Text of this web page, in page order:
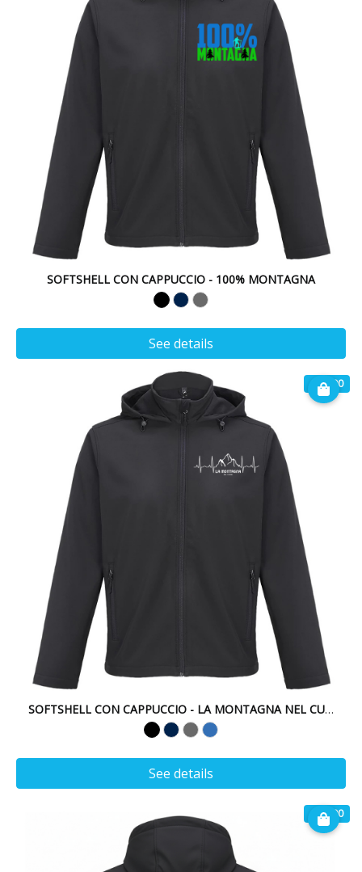
SOFTSHELL CON CAPPUCCIO - 100% MONTAGNA
See details
€ 49.90
SOFTSHELL CON CAPPUCCIO - LA MONTAGNA NEL CUORE -
See details
€ 49.90